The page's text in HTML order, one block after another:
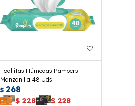
Toallitas Húmedas Pampers
Manzanilla 48 Uds.
$ 268
$ 228 $ 228